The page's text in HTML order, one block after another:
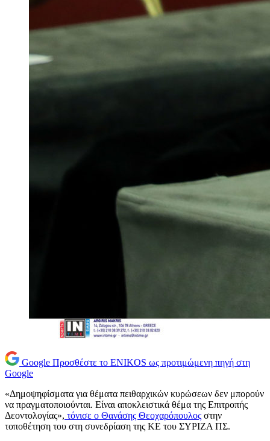
Google Προσθέστε το ENIKOS ως προτιμώμενη πηγή στη
Google
«Δημοψηφίσματα για θέματα πειθαρχικών κυρώσεων δεν μπορούν
να πραγματοποιούνται. Είναι αποκλειστικά θέμα της Επιτροπής
Δεοντολογίας», τόνισε ο Θανάσης Θεοχαρόπουλος στην
τοποθέτηση του στη συνεδρίαση της ΚΕ του ΣΥΡΙΖΑ ΠΣ.